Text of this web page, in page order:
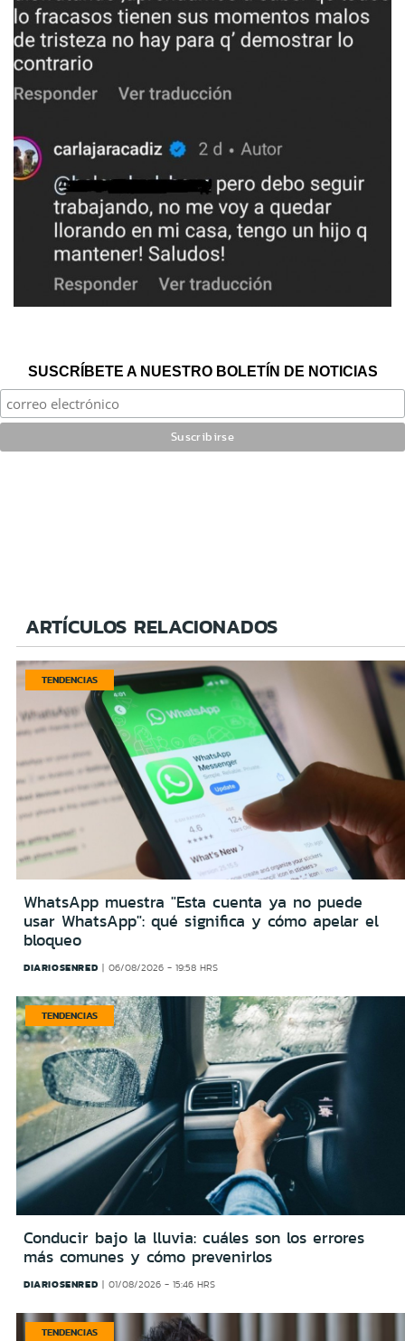
SUSCRÍBETE A NUESTRO BOLETÍN DE NOTICIAS
ARTÍCULOS RELACIONADOS
TENDENCIAS
WhatsApp muestra "Esta cuenta ya no puede
usar WhatsApp": qué significa y cómo apelar el
bloqueo
DIARIOSENRED 06/08/2026 - 19:58 HRS
TENDENCIAS
Conducir bajo la lluvia: cuáles son los errores
más comunes y cómo prevenirlos
DIARIOSENRED 01/08/2026 - 15:46 HRS
TENDENCIAS